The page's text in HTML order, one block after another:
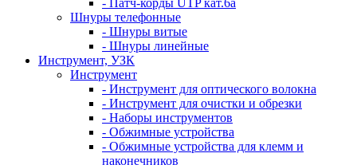
- Патч-корды UTP кат.6а
Шнуры телефонные
- Шнуры витые
- Шнуры линейные
Инструмент, УЗК
Инструмент
- Инструмент для оптического волокна
- Инструмент для очистки и обрезки
- Наборы инструментов
- Обжимные устройства
- Обжимные устройства для клемм и
наконечников